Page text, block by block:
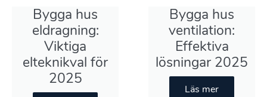
Bygga hus
eldragning:
Viktiga
elteknikval för
2025
Bygga hus
ventilation:
Effektiva
lösningar 2025
Läs mer